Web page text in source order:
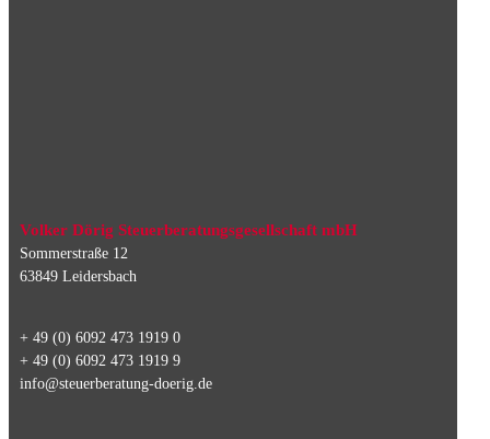
Volker Dörig Steuerberatungsgesellschaft mbH
Sommerstraße 12
63849 Leidersbach
+ 49 (0) 6092 473 1919 0
+ 49 (0) 6092 473 1919 9
info@steuerberatung-doerig.de